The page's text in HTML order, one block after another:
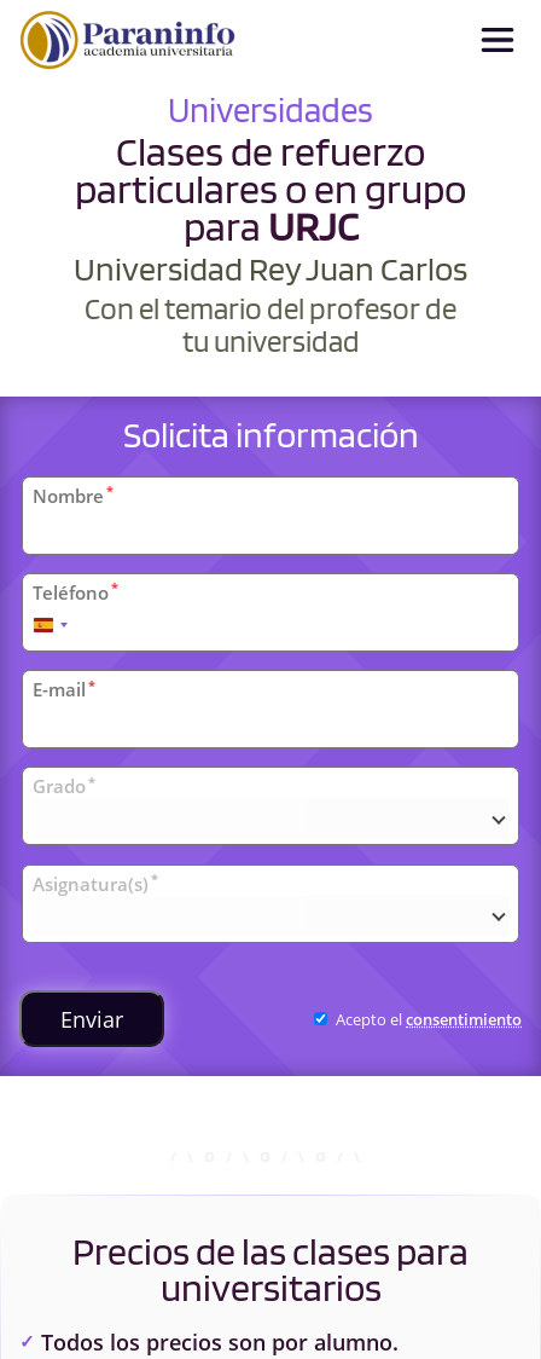
Universidades
Clases de refuerzo
particulares o en grupo
para URJC
Universidad Rey Juan Carlos
Con el temario del profesor de
tu universidad
Solicita información
Datos
personales
Nombre *
Teléfono*
España
+34
E-mail *
Clases
universitarias
Grado*
Asignatura(s) *
Enviar Acepto elconsentimiento
Precios de las clases para
universitarios
Todos los precios son por alumno.